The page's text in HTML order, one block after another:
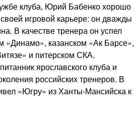
клуба, Юрий Бабенко хорошо
игровой карьере: он дважды
В качестве тренера он успел
«Динамо», казанском «Ак Барсе»,
и питерском СКА.
ярославского клуба и
российских тренеров. В
«Югру» из Ханты-Мансийска к